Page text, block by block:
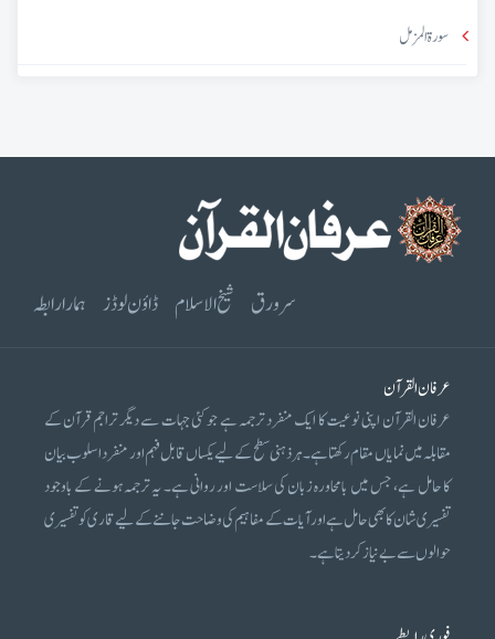
سورۃ المزمل
سرورق شیخ الاسلام ڈاؤن لوڈز ہمارا رابطہ
عرفان القرآن
عرفان القرآن اپنی نوعیت کا ایک منفرد ترجمہ ہے جو کئی جہات سے دیگر تراجم قرآن کے
مقابلہ میں نمایاں مقام رکھتا ہے۔ ہر ذہنی سطح کے لیے یکساں قابل فہم اور منفرد اسلوب بیان
کا حامل ہے، جس میں بامحاورہ زبان کی سلاست اور روانی ہے۔ یہ ترجمہ ہونے کے باوجود
تفسیری شان کا بھی حامل ہے اور آیات کے مفاہیم کی وضاحت جاننے کے لیے قاری کو تفسیری
حوالوں سے بے نیاز کر دیتا ہے۔